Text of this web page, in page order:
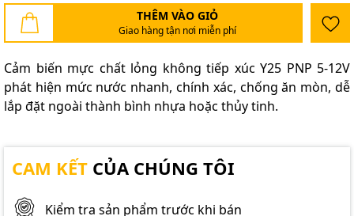
THÊM VÀO GIỎ
Giao hàng tận nơi miễn phí
Cảm biến mực chất lỏng không tiếp xúc Y25 PNP 5-12V
phát hiện mức nước nhanh, chính xác, chống ăn mòn, dễ
lắp đặt ngoài thành bình nhựa hoặc thủy tinh.
CAM KẾT CỦA CHÚNG TÔI
Kiểm tra sản phẩm trước khi bán